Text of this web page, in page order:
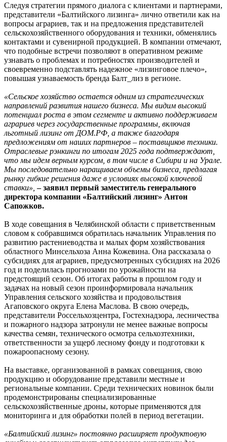
Следуя стратегии прямого диалога с клиентами и партнерами,
представители «Балтийского лизинга» лично ответили как на
вопросы аграриев, так и на предложения представителей
сельскохозяйственного оборудования и техники, обменялись
контактами и сувенирной продукцией. В компании отмечают,
что подобные встречи позволяют в оперативном режиме
узнавать о проблемах и потребностях производителей и
своевременно подставлять надежное «лизинговое плечо»,
повышая узнаваемость бренда Балт_лиз в регионе.
«Сельское хозяйство остается одним из стратегических
направлений развития нашего бизнеса. Мы видим высокий
потенциал роста в этом сегменте и активно поддерживаем
аграриев через государственные программы, включая
льготный лизинг от ДОМ.РФ, а также благодаря
предложениям от наших партнеров – поставщиков техники.
Отраслевые рэнкинги по итогам 2025 года подтверждают,
что мы идем верным курсом, в том числе в Сибири и на Урале.
Мы последовательно наращиваем объемы бизнеса, предлагая
рынку гибкие решения даже в условиях высокой ключевой
ставки»,– заявил первый заместитель генерального
директора компании «Балтийский лизинг» Антон
Сапожков.
В ходе совещания в Челябинской области с приветственным
словом к собравшимся обратилась начальник Управления по
развитию растениеводства и малых форм хозяйствования
областного Минсельхоза Анна Кожевина. Она рассказала о
субсидиях для аграриев, предусмотренных субсидиях на 2026
год и поделилась прогнозами по урожайности на
предстоящий сезон. Об итогах работы в прошлом году и
задачах на новый сезон проинформировала начальник
Управления сельского хозяйства и продовольствия
Агаповского округа Елена Маслова. В свою очередь,
представители Россельхозцентра, Гостехнадзора, лесничества
и пожарного надзора затронули не менее важные вопросы
качества семян, технического осмотра сельхозтехники,
ответственности за ущерб лесному фонду и подготовки к
пожароопасному сезону.
На выставке, организованной в рамках совещания, свою
продукцию и оборудование представили местные и
региональные компании. Среди технических новинок были
продемонстрированы специализированные
сельскохозяйственные дроны, которые применяются для
мониторинга и для обработки полей в период вегетации.
«Балтийский лизинг» постоянно расширяет продуктовую